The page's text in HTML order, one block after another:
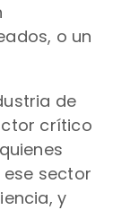
o un
de
crítico
sector
y